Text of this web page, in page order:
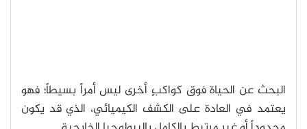
البحث عن الحياة فوق كواكبٍ أخرى ليس أمراً بسيطاً؛ فهو
يعتمد في العادة على الكشف الكيميائي، الذي قد يكون